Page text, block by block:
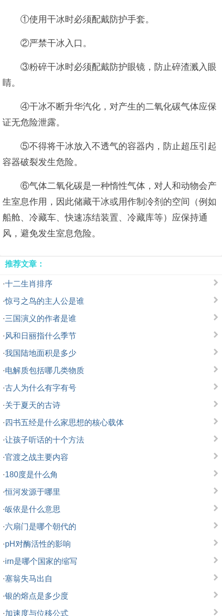
①使用干冰时必须配戴防护手套。
②严禁干冰入口。
③粉碎干冰时必须配戴防护眼镜，防止碎渣溅入眼
睛。
④干冰不断升华汽化，对产生的二氧化碳气体应保
证无危险泄露。
⑤不得将干冰放入不透气的容器内，防止超压引起
容器破裂发生危险。
⑥气体二氧化碳是一种惰性气体，对人和动物会产
生室息作用，因此储藏干冰或用作制冷剂的空间（例如
船舱、冷藏车、快速冻结装置、冷藏库等）应保持通
风，避免发生室息危险。
推荐文章：
·十二生肖排序
·惊弓之鸟的主人公是谁
·三国演义的作者是谁
·风和日丽指什么季节
·我国陆地面积是多少
·电解质包括哪几类物质
·古人为什么有字有号
·关于夏天的古诗
· 四书五经是什么家思想的核心载体
·让孩子听话的十个方法
·官渡之战主要内容
·180度是什么角
·恒河发源于哪里
·皈依是什么意思
·六扇门是哪个朝代的
·pH对酶活性的影响
·irn是哪个国家的缩写
·塞翁失马出自
·银的熔点是多少度
·加速度与位移公式